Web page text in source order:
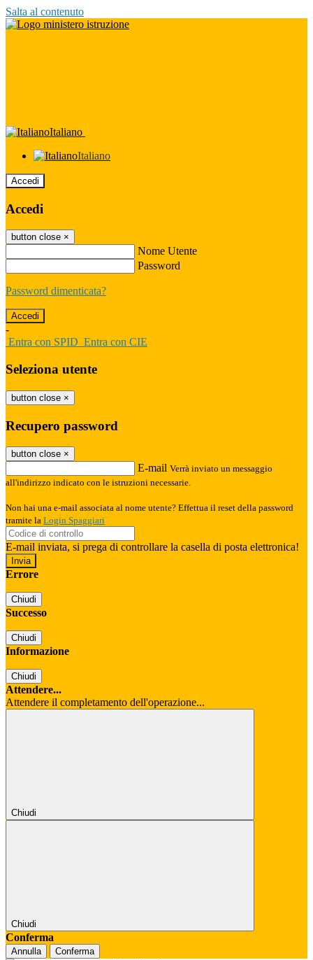
Salta al contenuto
Italiano
Italiano
Accedi
Accedi
button close ×
Nome Utente
Password
Password dimenticata?
-
Entra con SPID Entra con CIE
Seleziona utente
button close ×
Recupero password
button close ×
E-mail Verrà inviato un messaggio
all'indirizzo indicato con le istruzioni necessarie.
Non hai una e-mail associata al nome utente? Effettua il reset della password
tramite la Login Spaggiari
E-mail inviata, si prega di controllare la casella di posta elettronica!
Errore
Chiudi
Successo
Chiudi
Informazione
Chiudi
Attendere...
Attendere il completamento dell'operazione...
Chiudi
Chiudi
Conferma
Annulla Conferma